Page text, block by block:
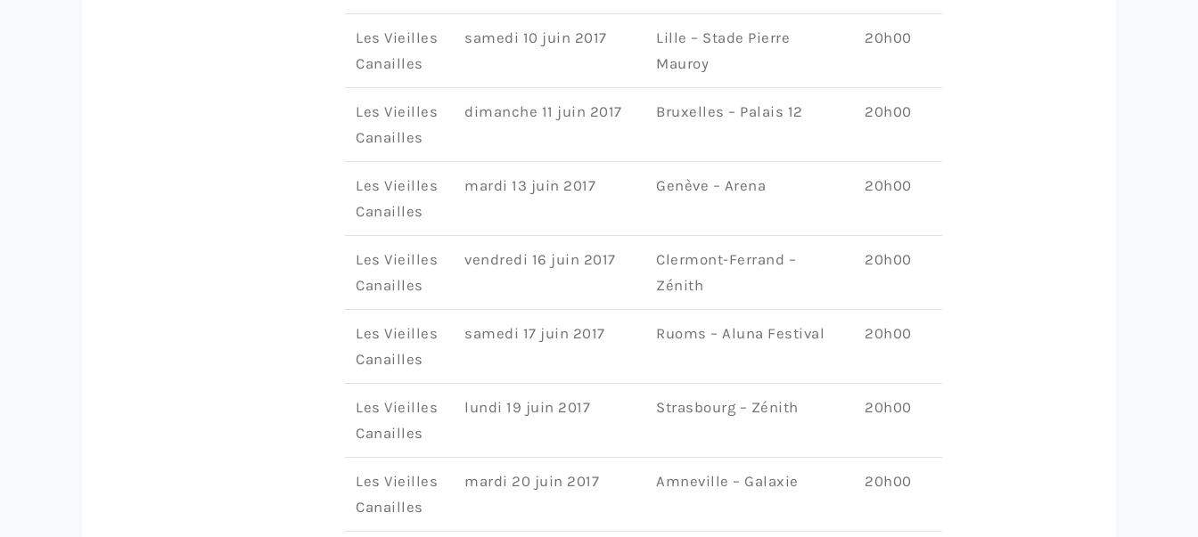
Les Vieilles
Canailles
samedi 10 juin 2017
Lille – Stade Pierre
Mauroy
20h00
Les Vieilles
Canailles
dimanche 11 juin 2017 Bruxelles – Palais 12 20h00
Les Vieilles
Canailles
mardi 13 juin 2017 Genève – Arena 20h00
Les Vieilles
Canailles
vendredi 16 juin 2017
Clermont-Ferrand –
Zénith
20h00
Les Vieilles
Canailles
samedi 17 juin 2017 Ruoms – Aluna Festival 20h00
Les Vieilles
Canailles
lundi 19 juin 2017 Strasbourg – Zénith 20h00
Les Vieilles
Canailles
mardi 20 juin 2017 Amneville – Galaxie 20h00